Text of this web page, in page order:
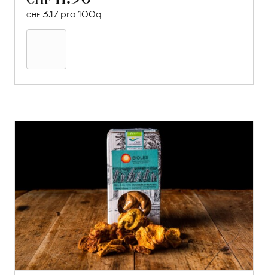
CHF 3.17 pro 100g